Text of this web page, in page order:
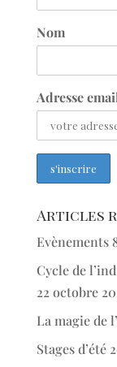
Nom
Adresse
Articles
Evènements
Cycle de
22 octobre
La magie de
Stages d’été